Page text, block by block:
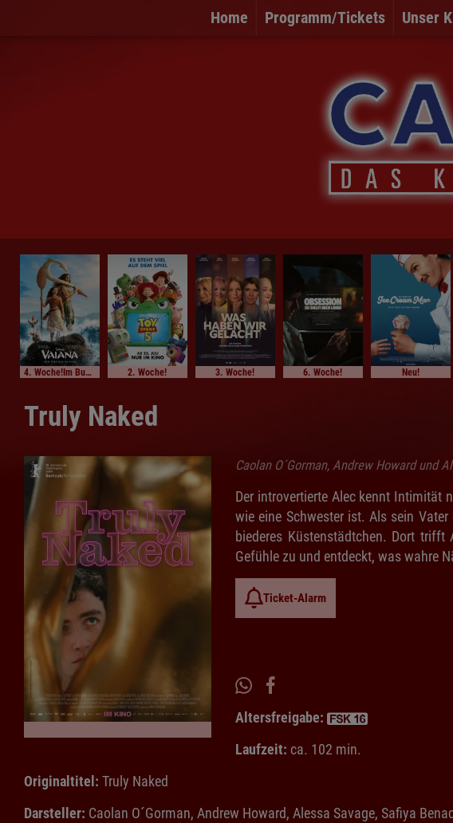
Home Programm/Tickets Unser
4. Woche!Im Bundesstart 2. Woche! 3. Woche! 6. Woche! Neu!
Truly Naked
Caolan O´Gorman, Andrew Howard und
Der introvertierte Alec kennt Intimität
wie eine Schwester ist. Als sein
biederes Küstenstädtchen. Dort
Gefühle zu und entdeckt, was wahre
Ticket-Alarm
Altersfreigabe:
Laufzeit: ca. 102 min.
Originaltitel: Truly Naked
Darsteller: Caolan O´Gorman, Andrew Howard, Alessa Savage, Safiya